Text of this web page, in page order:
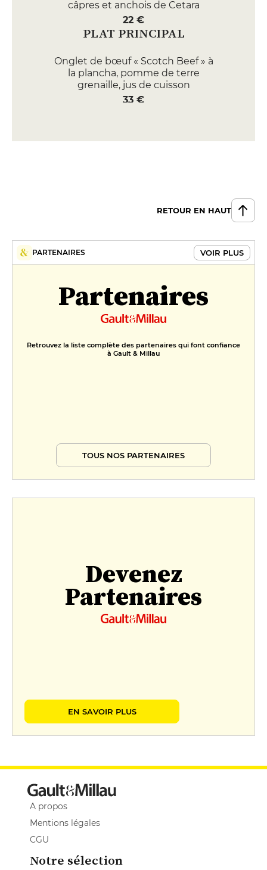
câpres et anchois de Cetara
22 €
PLAT PRINCIPAL
Onglet de bœuf « Scotch Beef » à
la plancha, pomme de terre
grenaille, jus de cuisson
33 €
olives taggiasche, légèrement
courgettes, poivrons rouge),
37 €
11 €
Crémeux au chocolat gianduja,
13 €
RETOUR EN HAUT
PARTENAIRES VOIR PLUS
Partenaires
Retrouvez la liste complète des partenaires qui font confiance
à Gault & Millau
TOUS NOS PARTENAIRES
Devenez
Partenaires
EN SAVOIR PLUS
A propos
Mentions légales
CGU
Notre sélection